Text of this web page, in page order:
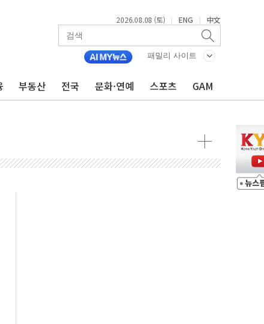
2026.08.08 (토) | ENG | 中文
패밀리 사이트
부동산 전국 문화·연예 스포츠 GAM
넘으면 중단